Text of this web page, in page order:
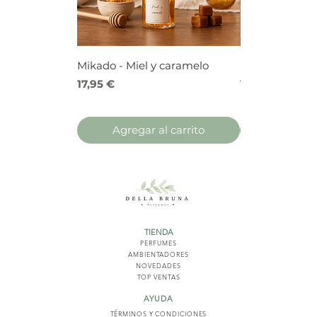
Mikado - Miel y caramelo
Precio
17,95 €
Agregar al carrito
Precio
17,95 €
TIENDA
PERFUMES
AMBIENTADORES
NOVEDADES
TOP VENTAS
AYUDA
TÉRMINOS Y CONDICIONES